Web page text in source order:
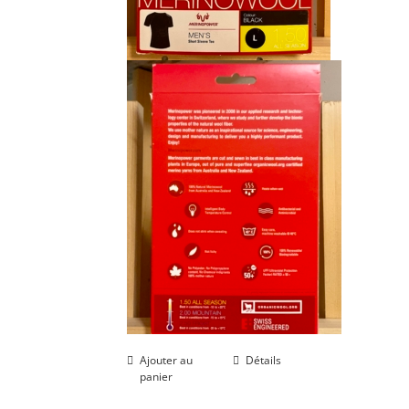
Ajouter au
panier
Détails